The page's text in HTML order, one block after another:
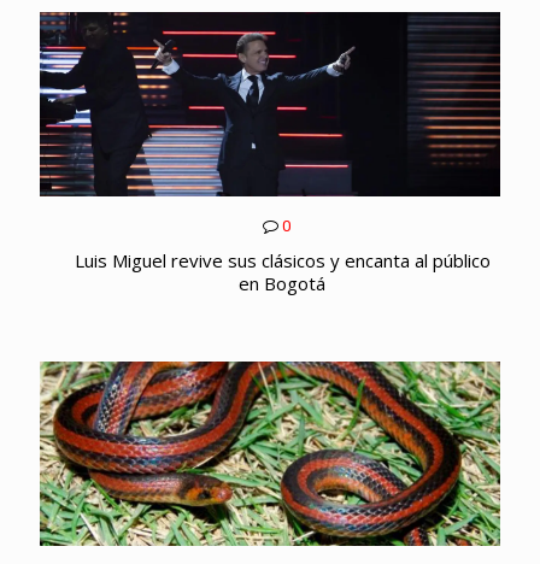
0
Luis Miguel revive sus clásicos y encanta al público
en Bogotá